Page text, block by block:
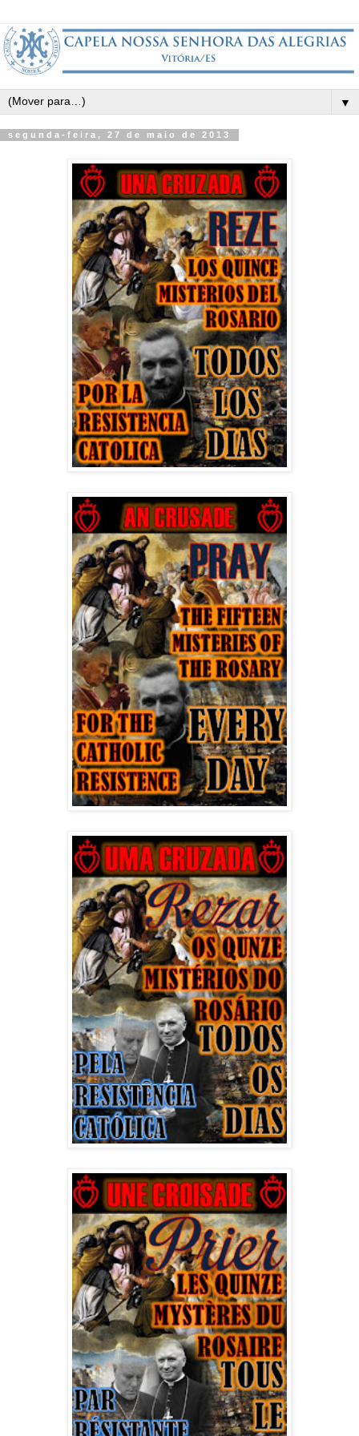
▼
segunda-feira, 27 de maio de 2013